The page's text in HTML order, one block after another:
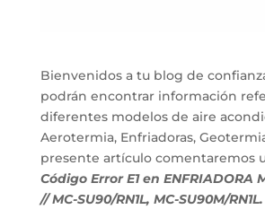
Bienvenidos a tu blog de
podrán encontrar información
diferentes modelos de aire
Aerotermia, Enfriadoras,
presente artículo comentaremos
Código Error E1 en ENFRIADORA
// MC-SU90/RN1L, MC-SU90M/RN1L.